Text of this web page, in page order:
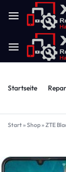
Startseite
Start» Shop» ZTE